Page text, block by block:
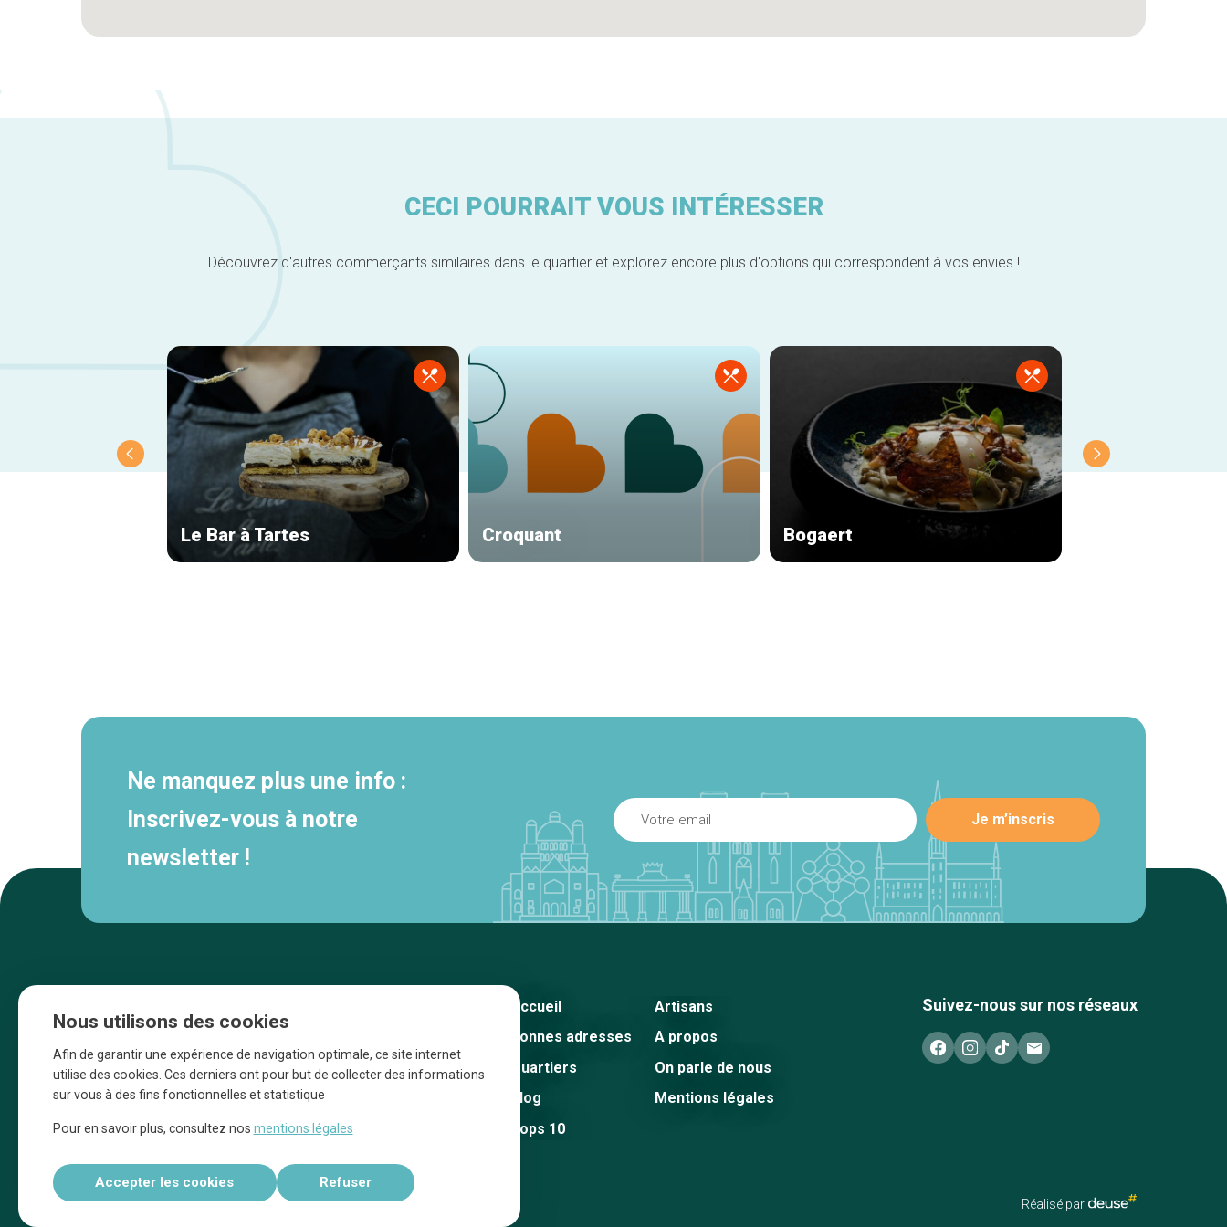
CECI POURRAIT VOUS INTÉRESSER
Découvrez d'autres commerçants similaires dans le quartier et explorez encore plus d'options qui correspondent à vos envies !
Le Bar à Tartes Croquant Bogaert
Ne manquez plus une info :
Inscrivez-vous à notre
newsletter !
Une initiative d’Entreprendre Bruxelles pour
la promotion des commerces de la Ville
de Bruxelles
Accueil
Bonnes adresses
Quartiers
Blog
Tops 10
Artisans
A propos
On parle de nous
Mentions légales
Suivez-nous sur nos réseaux
Réalisé par
Nous utilisons des cookies
Afin de garantir une expérience de navigation optimale, ce site internet
utilise des cookies. Ces derniers ont pour but de collecter des informations
sur vous à des fins fonctionnelles et statistique
Pour en savoir plus, consultez nos mentions légales
Accepter les cookies Refuser